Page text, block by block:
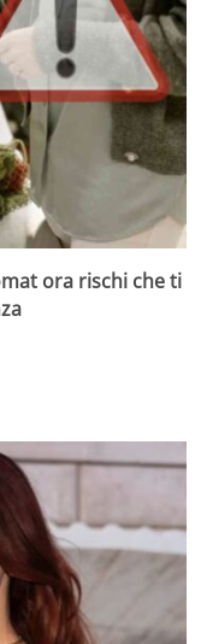
ora rischi che ti